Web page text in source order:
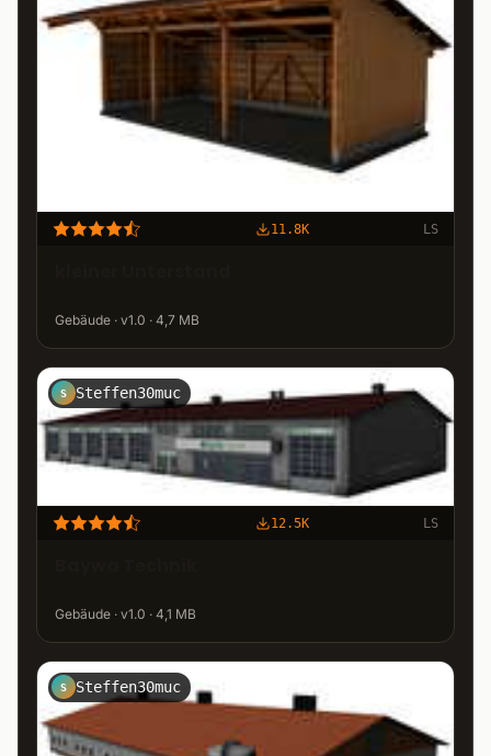
11.8K LS
Gebäude · v1.0 · 4,7 MB
S Steffen30muc
12.5K LS
Gebäude · v1.0 · 4,1 MB
S Steffen30muc